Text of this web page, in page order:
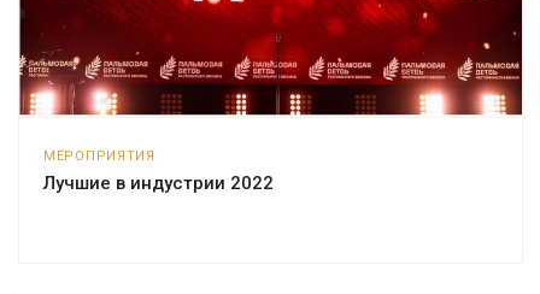
МЕРОПРИЯТИЯ
Лучшие в индустрии 2022